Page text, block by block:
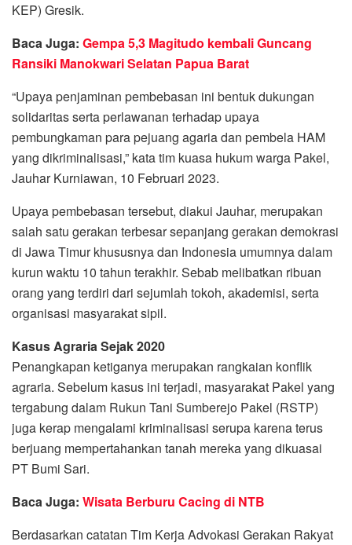
KEP) Gresik.
Baca Juga: Gempa 5,3 Magitudo kembali Guncang
Ransiki Manokwari Selatan Papua Barat
“Upaya penjaminan pembebasan ini bentuk dukungan
solidaritas serta perlawanan terhadap upaya
pembungkaman para pejuang agaria dan pembela HAM
yang dikriminalisasi,” kata tim kuasa hukum warga Pakel,
Jauhar Kurniawan, 10 Februari 2023.
Upaya pembebasan tersebut, diakui Jauhar, merupakan
salah satu gerakan terbesar sepanjang gerakan demokrasi
di Jawa Timur khususnya dan Indonesia umumnya dalam
kurun waktu 10 tahun terakhir. Sebab melibatkan ribuan
orang yang terdiri dari sejumlah tokoh, akademisi, serta
organisasi masyarakat sipil.
Kasus Agraria Sejak 2020
Penangkapan ketiganya merupakan rangkaian konflik
agraria. Sebelum kasus ini terjadi, masyarakat Pakel yang
tergabung dalam Rukun Tani Sumberejo Pakel (RSTP)
juga kerap mengalami kriminalisasi serupa karena terus
berjuang mempertahankan tanah mereka yang dikuasai
PT Bumi Sari.
Baca Juga: Wisata Berburu Cacing di NTB
Berdasarkan catatan Tim Kerja Advokasi Gerakan Rakyat